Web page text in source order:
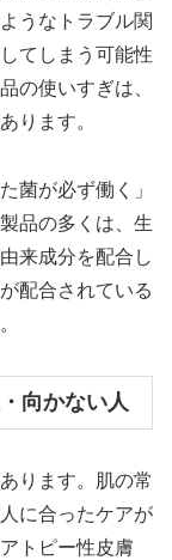
うなトラブル関
てしまう可能性
の使いすぎは、
ります。
菌が必ず働く」
品の多くは、生
来成分を配合し
配合されている
向かない人
ります。肌の常
に合ったケアが
トピー性皮膚